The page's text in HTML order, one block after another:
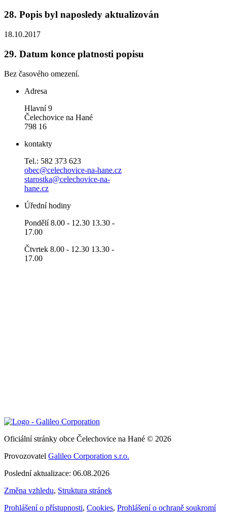
28. Popis byl naposledy aktualizován
18.10.2017
29. Datum konce platnosti popisu
Bez časového omezení.
Adresa
Hlavní 9
Čelechovice na Hané
798 16
kontakty
Tel.: 582 373 623
obec@celechovice-na-hane.cz
starostka@celechovice-na-
hane.cz
Úřední hodiny
Pondělí 8.00 - 12.30 13.30 -
17.00
Čtvrtek 8.00 - 12.30 13.30 -
17.00
Oficiální stránky obce Čelechovice na Hané © 2026
Provozovatel Galileo Corporation s.r.o.
Poslední aktualizace: 06.08.2026
Změna vzhledu, Struktura stránek
Prohlášení o přístupnosti, Cookies, Prohlášení o ochraně soukromí